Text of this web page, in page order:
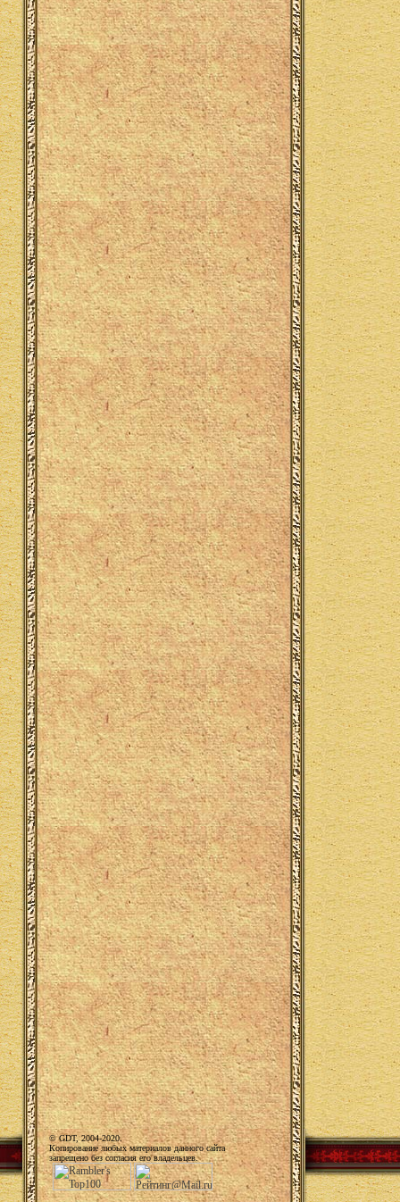
© GDT, 2004-2020.
Копирование любых материалов данного сайта
запрещено без согласия его владельцев.